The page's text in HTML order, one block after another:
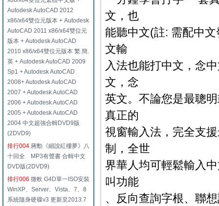
Autodesk AutoCAD 2012
x86/x64雙位元版本 + Autodesk
AutoCAD 2011 x86/x64雙位元
版本 + Autodesk AutoCAD
2010 x86/x64雙位元版本 繁.簡.
英 + Autodesk AutoCAD 2009
Sp1 + Autodesk AutoCAD
2008+ Autodesk AutoCAD
2007 + Autodesk AutoCAD
2006 + Autodesk AutoCAD
2005 + Autodesk AutoCAD
2004 中文超強合輯DVD9版
(2DVD9)
排行004 蔣勳《細說紅樓夢》八
十回全 MP3有聲書 合輯中文
DVD版(2DVD9)
排行006 微軟 G4D單一ISO安裝
WinXP、Server、Vista、7、8
系統隨身硬碟v3 更新至2013.7
文，也
能聽中文(註: 需配中
文輸
入法也能打中文，念
文，念
英文。不論您是最聰
真正的
視窗輸入法，完全支
制，全世
界華人均可輕鬆輸入
叫功能
、反向查詢字根、聯